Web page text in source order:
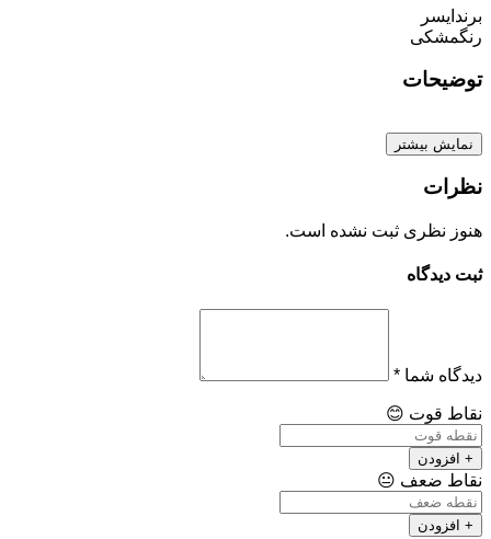
برند ایسر
رنگمشکی
توضیحات
نمایش بیشتر
نظرات
هنوز نظری ثبت نشده است.
ثبت دیدگاه
دیدگاه شما *
نقاط قوت 😊
+ افزودن
نقاط ضعف 😐
+ افزودن